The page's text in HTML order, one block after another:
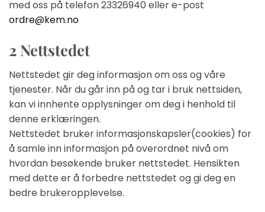
med oss på telefon 23326940 eller e-post
ordre@kem.no
2 Nettstedet
Nettstedet gir deg informasjon om oss og våre
tjenester. Når du går inn på og tar i bruk nettsiden,
kan vi innhente opplysninger om deg i henhold til
denne erklæringen.
Nettstedet bruker informasjonskapsler(cookies) for
å samle inn informasjon på overordnet nivå om
hvordan besøkende bruker nettstedet. Hensikten
med dette er å forbedre nettstedet og gi deg en
bedre brukeropplevelse.